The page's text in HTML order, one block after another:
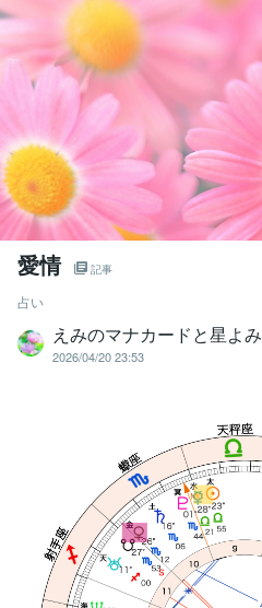
愛情 記事
占い
えみのマナカードと星よみ
2026/04/20 23:53